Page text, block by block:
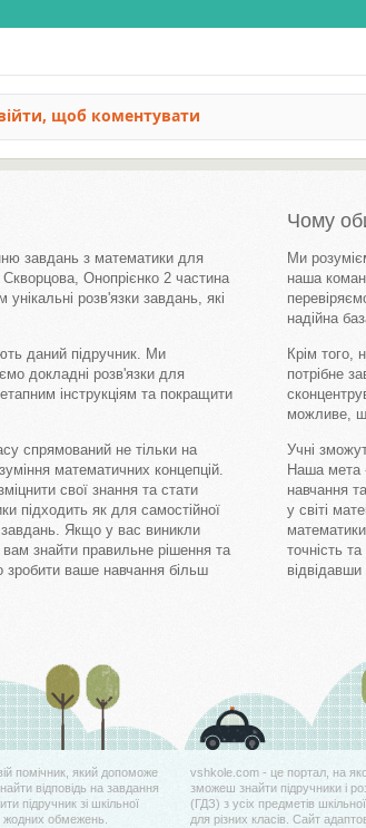
завдань з математики для
Онопрієнко 2 частина
розв'язки завдань, які
даний підручник. Ми
докладні розв'язки для
інструкціям та покращити
спрямований не тільки на
математичних концепцій.
свої знання та стати
підходить як для самостійної
завдань. Якщо у вас виникли
знайти правильне рішення та
зробити ваше навчання більш
Чому
Ми
наша
надійна
Крім того,
потрібне
можливе,
Учні
Наша мета
навчання
у світі
точність
помічник, який допоможе
відповідь на завдання
підручник зі шкільної
жодних обмежень.
vshkole.com - це портал, на
зможеш знайти підручники і
(ГДЗ) з усіх предметів
для різних класів. Сайт